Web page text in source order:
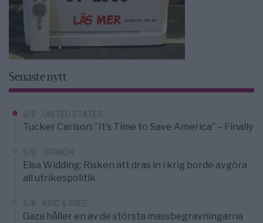
Senaste nytt
6/8 UNITED STATES
Tucker Carlson: ”It’s Time to Save America” – Finally
5/8 OPINION
Elsa Widding: Risken att dras in i krig borde avgöra
all utrikespolitik
5/8 KRIG & FRED
Gaza håller en av de största massbegravningarna